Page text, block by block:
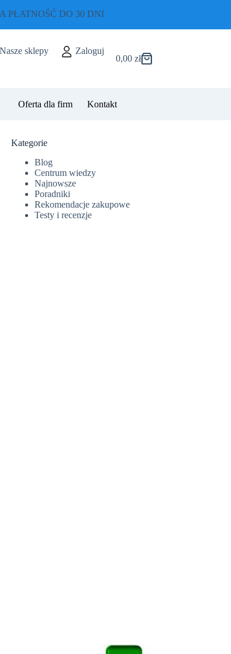
PŁATNOŚĆ DO 30 DNI
Nasze sklepy
Zaloguj
Koszyk
0,00 zł
Oferta dla firm Kontakt
Kategorie
Blog
Centrum wiedzy
Najnowsze
Poradniki
Rekomendacje zakupowe
Testy i recenzje